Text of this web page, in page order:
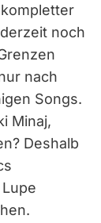
noch
nach
Songs.
Minaj,
Deshalb